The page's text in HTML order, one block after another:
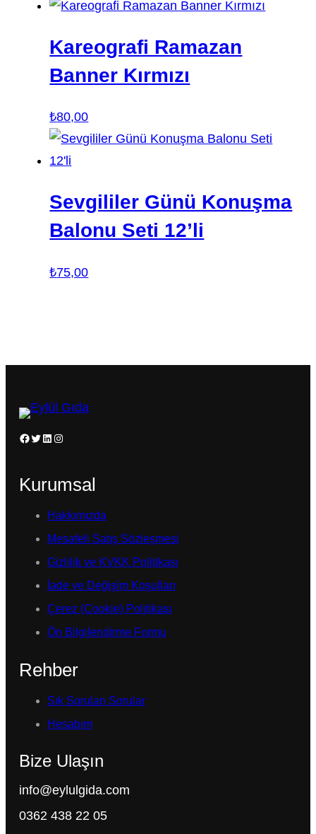
Kareografi Ramazan
Banner Kırmızı
₺80,00
Sevgililer Günü Konuşma
Balonu Seti 12’li
₺75,00
Facebook Twitter LinkedIn Instagram
Kurumsal
Hakkımızda
Mesafeli Satış Sözleşmesi
Gizlilik ve KVKK Politikası
İade ve Değişim Koşulları
Çerez (Cookie) Politikası
Ön Bilgilendirme Formu
Rehber
Sık Sorulan Sorular
Hesabım
Bize Ulaşın
info@eylulgida.com
0362 438 22 05